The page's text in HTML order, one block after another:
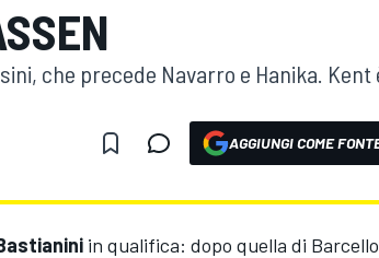
che precede Navarro e Hanika. Kent
AGGIUNGI COME
in qualifica: dopo quella di